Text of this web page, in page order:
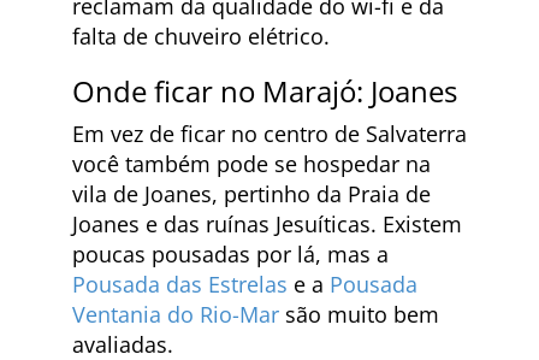
reclamam da qualidade do wi-fi e da
falta de chuveiro elétrico.
Onde ficar no Marajó: Joanes
Em vez de ficar no centro de Salvaterra
você também pode se hospedar na
vila de Joanes, pertinho da Praia de
Joanes e das ruínas Jesuíticas. Existem
poucas pousadas por lá, mas a
Pousada das Estrelas e a Pousada
Ventania do Rio-Mar são muito bem
avaliadas.